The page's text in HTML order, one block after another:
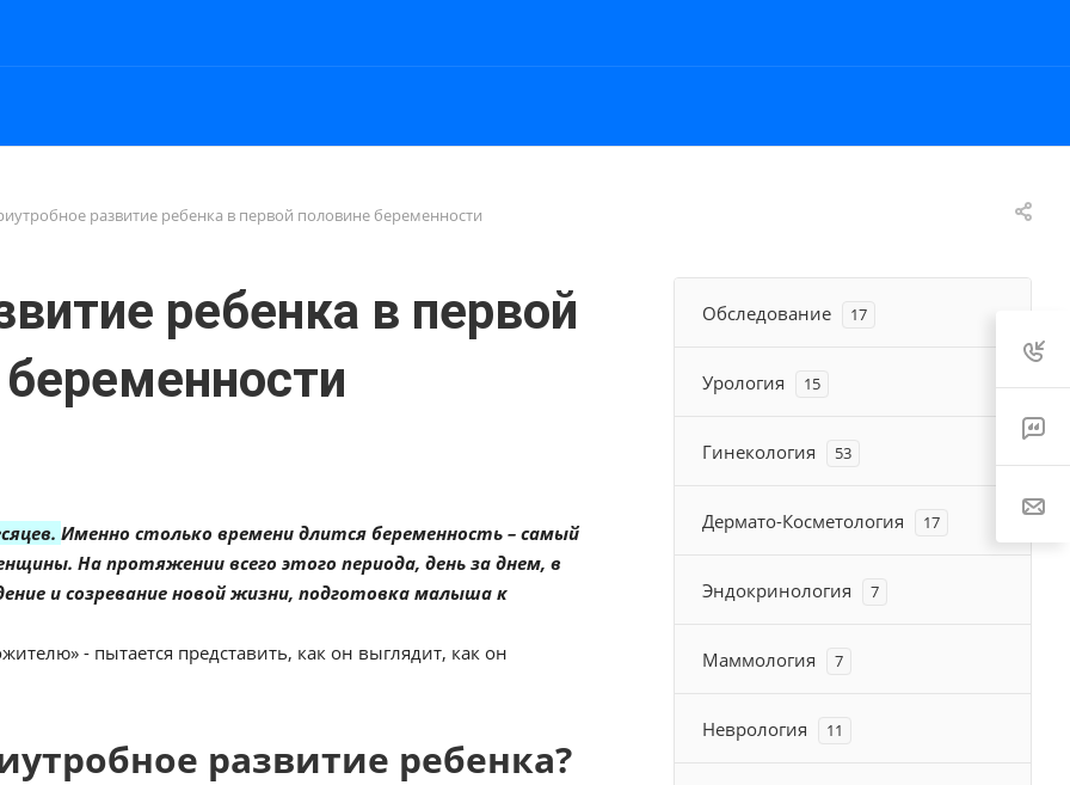
развитие ребенка в первой половине беременности
ребенка в первой
Именно столько времени длится беременность – самый
На протяжении всего этого периода, день за днем, в
и созревание новой жизни, подготовка малыша к
- пытается представить, как он выглядит, как он
развитие ребенка?
Обследование 17
Урология 15
Гинекология 53
Дермато-Косметология 17
Эндокринология 7
Маммология 7
Неврология 11